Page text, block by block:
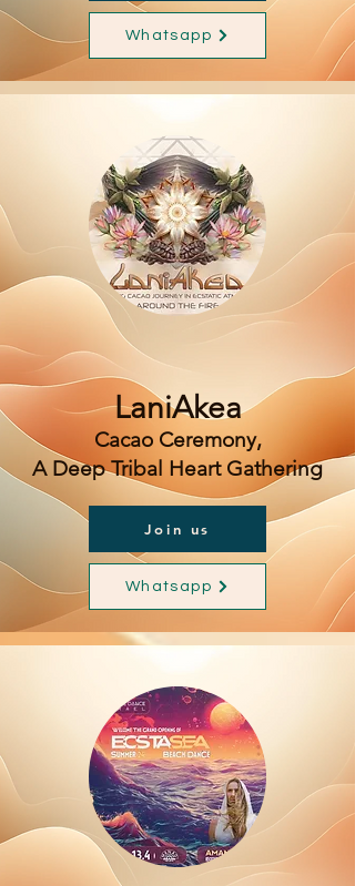
Whatsapp
LaniAkea
Cacao Ceremony,
A Deep Tribal Heart Gathering
Join us
Whatsapp